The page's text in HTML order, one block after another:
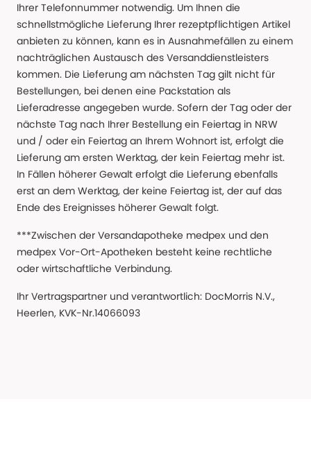
Ihrer Telefonnummer notwendig. Um Ihnen die
schnellstmögliche Lieferung Ihrer rezeptpflichtigen Artikel
anbieten zu können, kann es in Ausnahmefällen zu einem
nachträglichen Austausch des Versanddienstleisters
kommen. Die Lieferung am nächsten Tag gilt nicht für
Bestellungen, bei denen eine Packstation als
Lieferadresse angegeben wurde. Sofern der Tag oder der
nächste Tag nach Ihrer Bestellung ein Feiertag in NRW
und / oder ein Feiertag an Ihrem Wohnort ist, erfolgt die
Lieferung am ersten Werktag, der kein Feiertag mehr ist.
In Fällen höherer Gewalt erfolgt die Lieferung ebenfalls
erst an dem Werktag, der keine Feiertag ist, der auf das
Ende des Ereignisses höherer Gewalt folgt.
***Zwischen der Versandapotheke medpex und den
medpex Vor-Ort-Apotheken besteht keine rechtliche
oder wirtschaftliche Verbindung.
Ihr Vertragspartner und verantwortlich: DocMorris N.V.,
Heerlen, KVK-Nr.14066093